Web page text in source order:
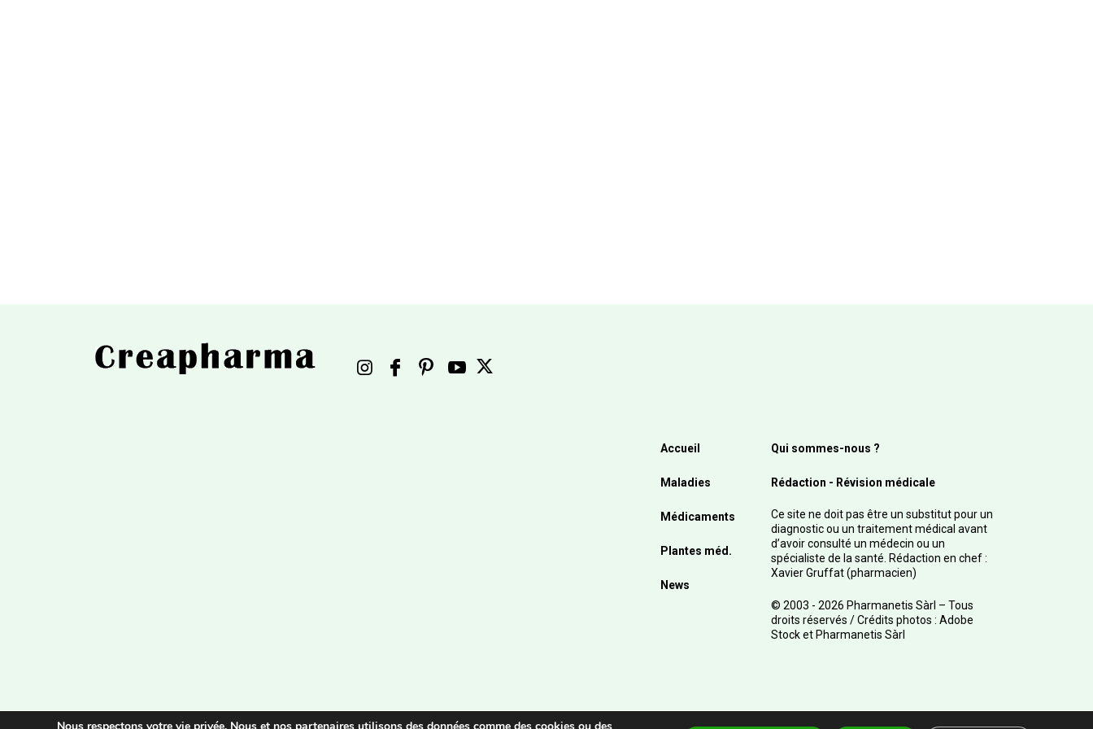
Accueil
Maladies
Médicaments
Plantes méd.
News
Qui sommes-nous ?
Rédaction - Révision médicale
Ce site ne doit pas être un substitut pour un
diagnostic ou un traitement médical avant
d’avoir consulté un médecin ou un
spécialiste de la santé. Rédaction en chef :
Xavier Gruffat (pharmacien)
© 2003 - 2026 Pharmanetis Sàrl – Tous
droits réservés / Crédits photos : Adobe
Stock et Pharmanetis Sàrl